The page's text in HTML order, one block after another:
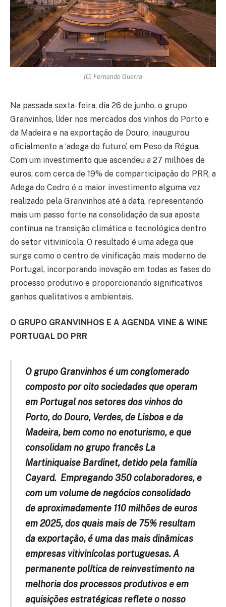
(C) Fernando Guerra
Na passada sexta-feira, dia 26 de junho, o grupo
Granvinhos, líder nos mercados dos vinhos do Porto e
da Madeira e na exportação de Douro, inaugurou
oficialmente a ‘adega do futuro’, em Peso da Régua.
Com um investimento que ascendeu a 27 milhões de
euros, com cerca de 19% de comparticipação do PRR, a
Adega do Cedro é o maior investimento alguma vez
realizado pela Granvinhos até à data, representando
mais um passo forte na consolidação da sua aposta
contínua na transição climática e tecnológica dentro
do setor vitivinícola. O resultado é uma adega que
surge como o centro de vinificação mais moderno de
Portugal, incorporando inovação em todas as fases do
processo produtivo e proporcionando significativos
ganhos qualitativos e ambientais.
O GRUPO GRANVINHOS E A AGENDA VINE & WINE
PORTUGAL DO PRR
O grupo Granvinhos é um conglomerado
composto por oito sociedades que operam
em Portugal nos setores dos vinhos do
Porto, do Douro, Verdes, de Lisboa e da
Madeira, bem como no enoturismo, e que
consolidam no grupo francês La
Martiniquaise Bardinet, detido pela família
Cayard. Empregando 350 colaboradores, e
com um volume de negócios consolidado
de aproximadamente 110 milhões de euros
em 2025, dos quais mais de 75% resultam
da exportação, é uma das mais dinâmicas
empresas vitivinícolas portuguesas. A
permanente política de reinvestimento na
melhoria dos processos produtivos e em
aquisições estratégicas reflete o nosso